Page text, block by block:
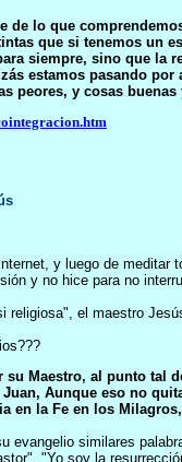
de lo que
que si tenemos un
siempre, sino que la
estamos pasando
peores, y cosas
y luego de
y no hice para no
religiosa", el maestro
su Maestro, al punto
Aunque eso no
en la Fe en los
evangelio similares
"Yo soy la